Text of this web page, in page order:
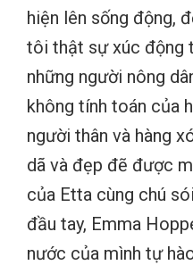
hiện lên sống động,
tôi thật sự xúc động
những người nông
không tính toán của
người thân và hàng
dã và đẹp đẽ được
của Etta cùng chú
đầu tay, Emma
nước của mình tự